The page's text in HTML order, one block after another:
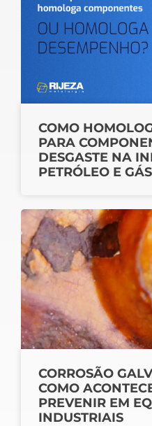
COMO
PARA
DESGASTE NA
PETRÓLEO E GÁS
CORROSÃO
COMO
PREVENIR EM
INDUSTRIAIS